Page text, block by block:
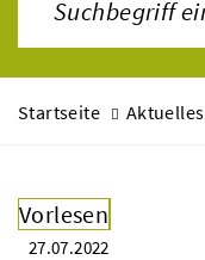
Startseite Aktuelles
Vorlesen
27.07.2022